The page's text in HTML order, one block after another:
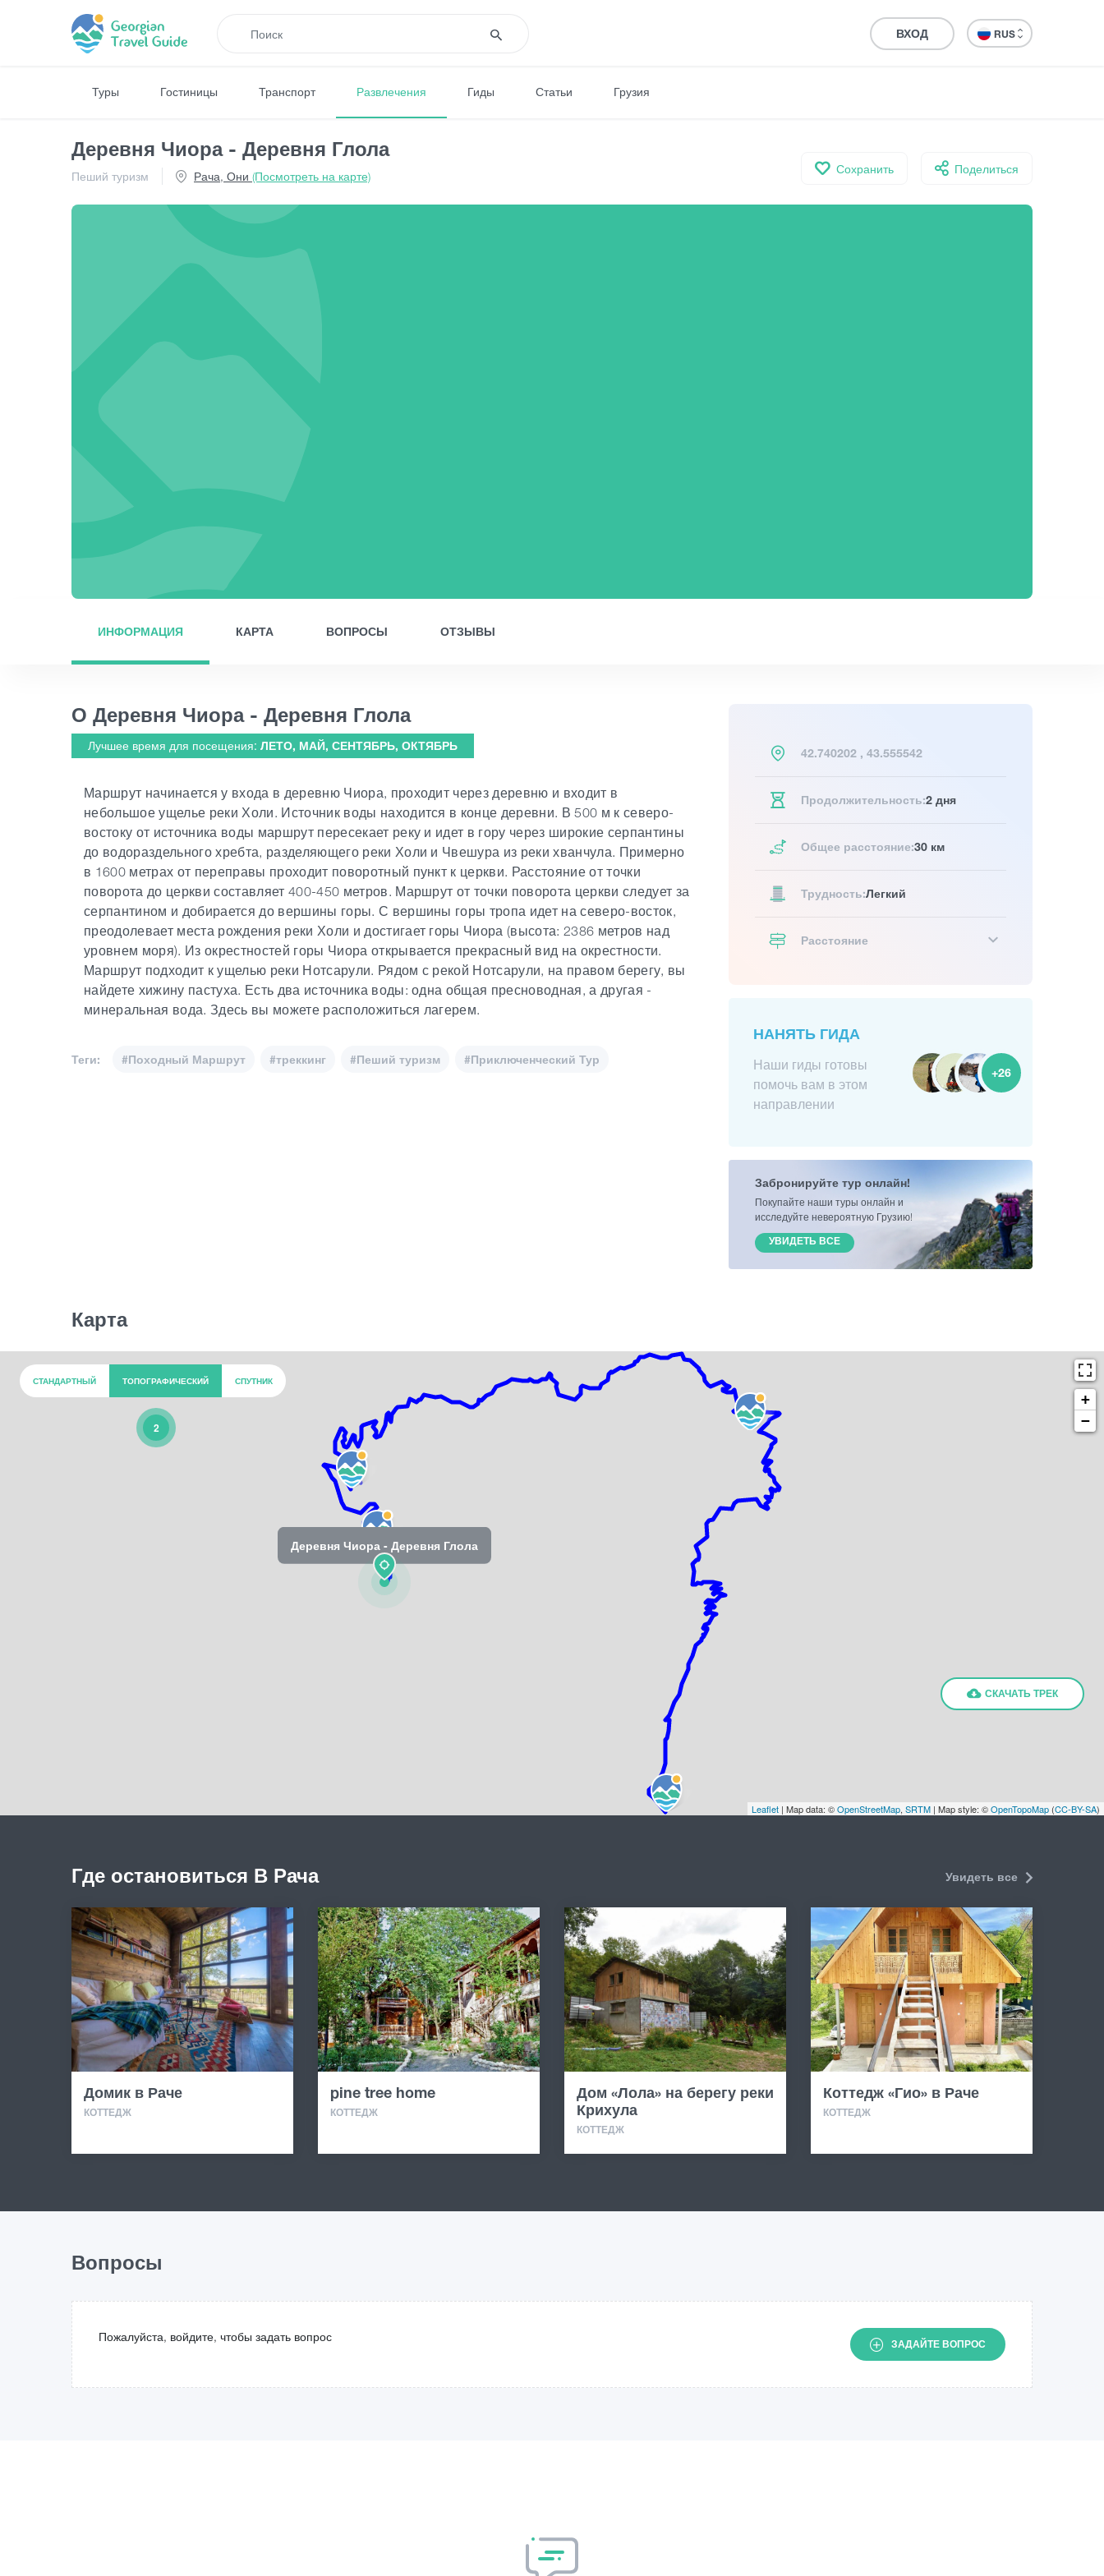
ВХОД RUS
Туры Гостиницы Транспорт Развлечения Гиды Статьи Грузия
Деревня Чиора - Деревня Глола
Пеший туризм Рача, Они (Посмотреть на карте)
Сохранить Поделиться
ИНФОРМАЦИЯ КАРТА ВОПРОСЫ ОТЗЫВЫ
О Деревня Чиора - Деревня Глола
Лучшее время для посещения: ЛЕТО, МАЙ, СЕНТЯБРЬ, ОКТЯБРЬ
Маршрут начинается у входа в деревню Чиора, проходит через деревню и входит в
небольшое ущелье реки Холи. Источник воды находится в конце деревни. В 500 м к северо-
востоку от источника воды маршрут пересекает реку и идет в гору через широкие серпантины
до водораздельного хребта, разделяющего реки Холи и Чвешура из реки хванчула. Примерно
в 1600 метрах от переправы проходит поворотный пункт к церкви. Расстояние от точки
поворота до церкви составляет 400-450 метров. Маршрут от точки поворота церкви следует за
серпантином и добирается до вершины горы. С вершины горы тропа идет на северо-восток,
преодолевает места рождения реки Холи и достигает горы Чиора (высота: 2386 метров над
уровнем моря). Из окрестностей горы Чиора открывается прекрасный вид на окрестности.
Маршрут подходит к ущелью реки Нотсарули. Рядом с рекой Нотсарули, на правом берегу, вы
найдете хижину пастуха. Есть два источника воды: одна общая пресноводная, а другая -
минеральная вода. Здесь вы можете расположиться лагерем.
Теги: #Походный Маршрут #треккинг #Пеший туризм #Приключенческий Тур
42.740202 , 43.555542
Продолжительность:2 дня
Общее расстояние:30 км
Трудность:Легкий
Расстояние
НАНЯТЬ ГИДА
Наши гиды готовы
помочь вам в этом
направлении
+26
Забронируйте тур онлайн!
Покупайте наши туры онлайн и
исследуйте невероятную Грузию!
УВИДЕТЬ ВСЕ
Карта
Деревня Чиора - Деревня Глола
2
+
−
Leaflet | Map data: ©OpenStreetMap, SRTM | Map style: ©OpenTopoMap (CC-BY-SA)
СКАЧАТЬ ТРЕК
СТАНДАРТНЫЙ ТОПОГРАФИЧЕСКИЙ СПУТНИК
Где остановиться В Рача Увидеть все
Домик в Раче
КОТТЕДЖ
pine tree home
КОТТЕДЖ
Дом «Лола» на берегу реки
Крихула
КОТТЕДЖ
Коттедж «Гио» в Раче
КОТТЕДЖ
Вопросы
Пожалуйста, войдите, чтобы задать вопрос
ЗАДАЙТЕ ВОПРОС